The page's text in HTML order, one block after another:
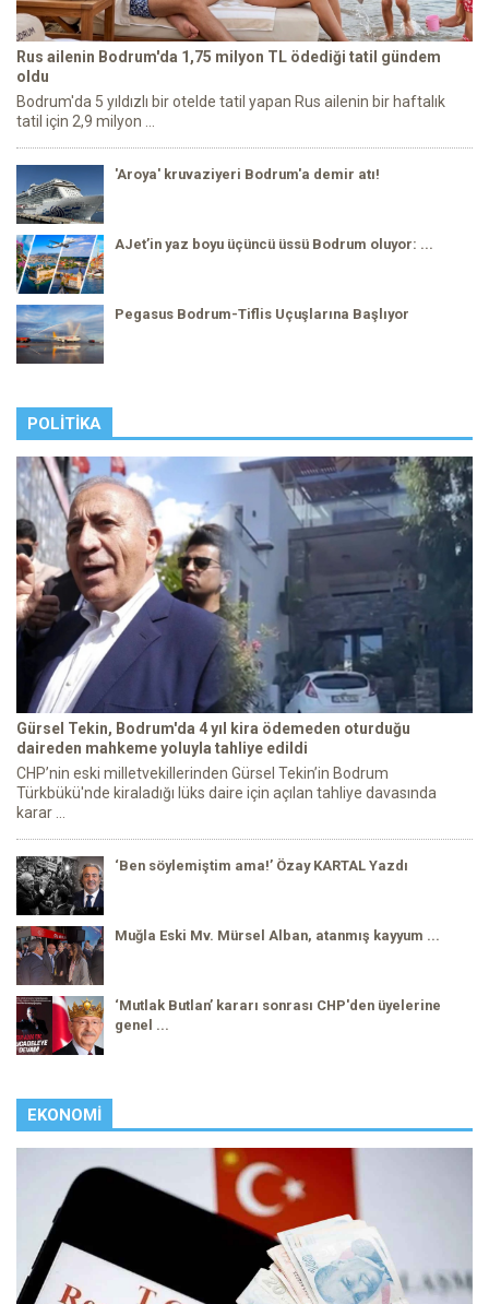
Rus ailenin Bodrum'da 1,75 milyon TL ödediği tatil gündem
oldu
Bodrum'da 5 yıldızlı bir otelde tatil yapan Rus ailenin bir haftalık
tatil için 2,9 milyon ...
'Aroya' kruvaziyeri Bodrum'a demir atı!
AJet’in yaz boyu üçüncü üssü Bodrum oluyor: ...
Pegasus Bodrum-Tiflis Uçuşlarına Başlıyor
POLITIKA
Gürsel Tekin, Bodrum'da 4 yıl kira ödemeden oturduğu
daireden mahkeme yoluyla tahliye edildi
CHP’nin eski milletvekillerinden Gürsel Tekin’in Bodrum
Türkbükü'nde kiraladığı lüks daire için açılan tahliye davasında
karar ...
‘Ben söylemiştim ama!’ Özay KARTAL Yazdı
Muğla Eski Mv. Mürsel Alban, atanmış kayyum ...
‘Mutlak Butlan’ kararı sonrası CHP'den üyelerine
genel ...
EKONOMI